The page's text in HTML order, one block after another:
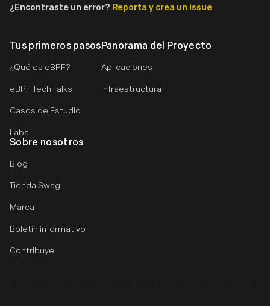
Tus primeros pasos
¿Qué es eBPF?
eBPF Tech Talks
Casos de Estudio
Labs
Panorama del Proyecto
Aplicaciones
Infraestructura
Sobre nosotros
Blog
Tienda Swag
Marca
Boletín informativo
Contribuye
¿Encontraste un error? Reporta y crea un issue